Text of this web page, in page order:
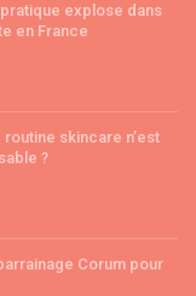
explose dans
en France
skincare n’est
?
Corum pour